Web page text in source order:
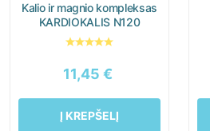
Kalio ir magnio kompleksas
KARDIOKALIS N120
11,45 €
Į KREPŠELĮ